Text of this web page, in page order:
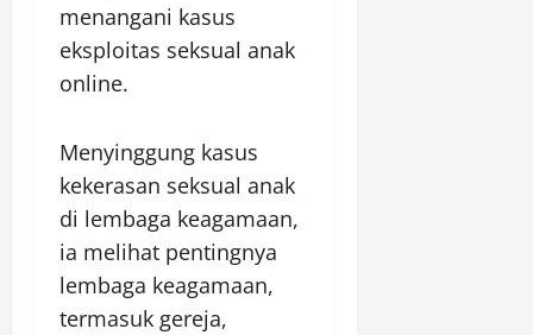
menangani kasus
eksploitas seksual anak
online.
Menyinggung kasus
kekerasan seksual anak
di lembaga keagamaan,
ia melihat pentingnya
lembaga keagamaan,
termasuk gereja,